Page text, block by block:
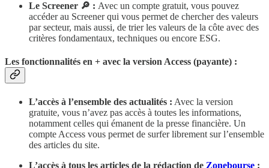
Le Screener 🔎 : Avec un compte gratuit, vous pouvez
accéder au Screener qui vous permet de chercher des valeurs
par secteur, mais aussi, de trier les valeurs de la côte avec des
critères fondamentaux, techniques ou encore ESG.
Les fonctionnalités en + avec la version Access (payante) :
L’accès à l’ensemble des actualités : Avec la version
gratuite, vous n’avez pas accès à toutes les informations,
notamment celles qui émanent de la presse financière. Un
compte Access vous permet de surfer librement sur l’ensemble
des articles du site.
L’accès à tous les articles de la rédaction de Zonebourse :